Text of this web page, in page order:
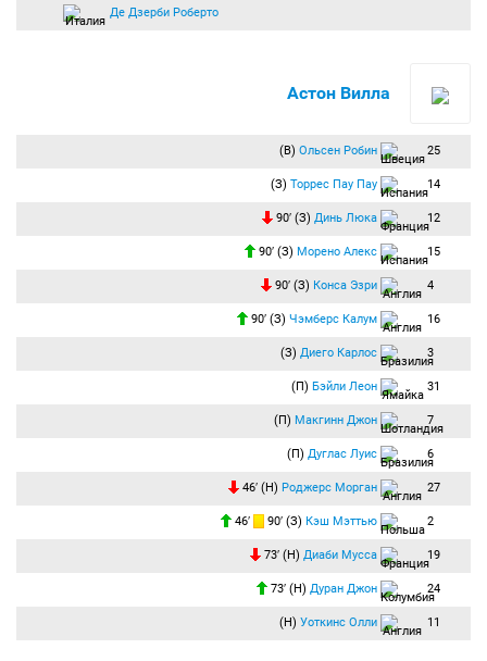
Де Дзерби Роберто
Астон Вилла
(В) Ольсен Робин 25
(З) Торрес Пау Пау 14
90′ (З) Динь Люка 12
90′ (З) Морено Алекс 15
90′ (З) Конса Эзри 4
90′ (З) Чэмберс Калум 16
(З) Диего Карлос 3
(П) Бэйли Леон 31
(П) Макгинн Джон 7
(П) Дуглас Луис 6
46′ (Н) Роджерс Морган 27
46′ 90′ (З) Кэш Мэттью 2
73′ (Н) Диаби Мусса 19
73′ (Н) Дуран Джон 24
(Н) Уоткинс Олли 11